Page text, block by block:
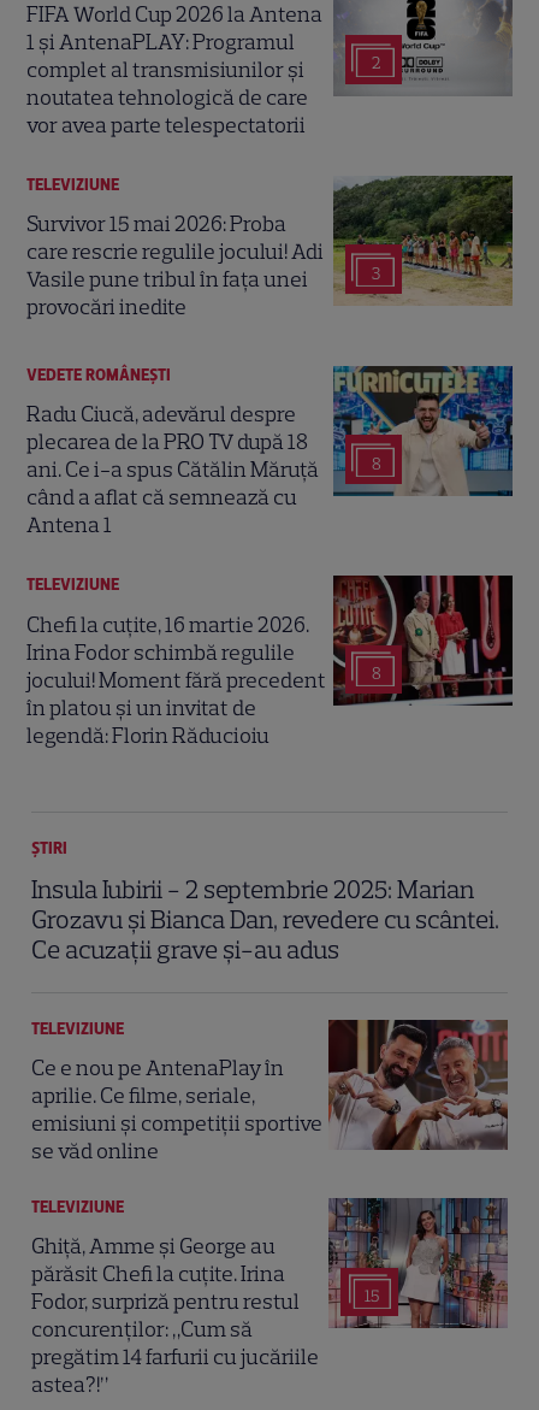
2
FIFA World Cup 2026 la Antena
1 și AntenaPLAY: Programul
complet al transmisiunilor și
noutatea tehnologică de care
vor avea parte telespectatorii
3
TELEVIZIUNE
Survivor 15 mai 2026: Proba
care rescrie regulile jocului! Adi
Vasile pune tribul în fața unei
provocări inedite
8
VEDETE ROMÂNEŞTI
Radu Ciucă, adevărul despre
plecarea de la PRO TV după 18
ani. Ce i-a spus Cătălin Măruță
când a aflat că semnează cu
Antena 1
8
TELEVIZIUNE
Chefi la cuțite, 16 martie 2026.
Irina Fodor schimbă regulile
jocului! Moment fără precedent
în platou și un invitat de
legendă: Florin Răducioiu
ȘTIRI
Insula Iubirii - 2 septembrie 2025: Marian
Grozavu și Bianca Dan, revedere cu scântei.
Ce acuzații grave și-au adus
TELEVIZIUNE
Ce e nou pe AntenaPlay în
aprilie. Ce filme, seriale,
emisiuni și competiții sportive
se văd online
15
TELEVIZIUNE
Ghiță, Amme și George au
părăsit Chefi la cuțite. Irina
Fodor, surpriză pentru restul
concurenților: „Cum să
pregătim 14 farfurii cu jucăriile
astea?!”